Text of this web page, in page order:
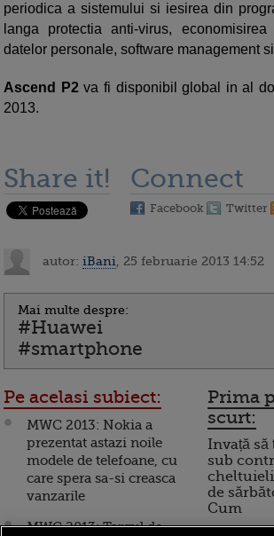
periodica a sistemului si iesirea din
langa protectia anti-virus,
datelor personale, software management
Ascend P2va fi disponibil global in al
2013.
Share it! Connect
Facebook Twitter
autor: iBani , 25 februarie 2013 14:52
Mai multe despre:
#Huawei
#smartphone
Pe acelasi subiect:
MWC 2013: Nokia a
prezentat astazi noile
modele de telefoane, cu
care spera sa-si creasca
vanzarile
MWC 2013: Targul de
Prima
scurt:
Invață să
sub
de
Cum